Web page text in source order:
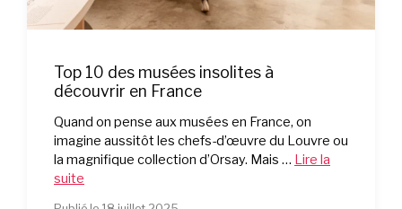
Top 10 des musées insolites à
découvrir en France
Quand on pense aux musées en France, on
imagine aussitôt les chefs-d’œuvre du Louvre ou
la magnifique collection d’Orsay. Mais … Lire la
suite